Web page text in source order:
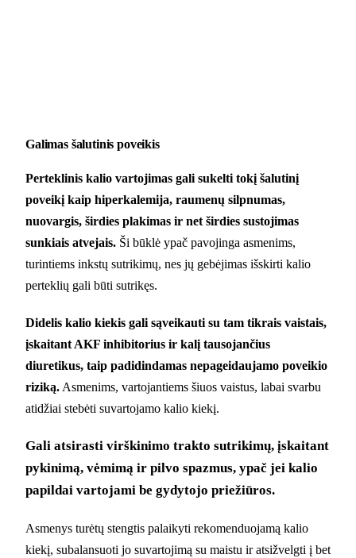
Galimas šalutinis poveikis
Perteklinis kalio vartojimas gali sukelti tokį šalutinį
poveikį kaip hiperkalemija, raumenų silpnumas,
nuovargis, širdies plakimas ir net širdies sustojimas
sunkiais atvejais. Ši būklė ypač pavojinga asmenims,
turintiems inkstų sutrikimų, nes jų gebėjimas išskirti kalio
perteklių gali būti sutrikęs.
Didelis kalio kiekis gali sąveikauti su tam tikrais vaistais,
įskaitant AKF inhibitorius ir kalį tausojančius
diuretikus, taip padidindamas nepageidaujamo poveikio
riziką. Asmenims, vartojantiems šiuos vaistus, labai svarbu
atidžiai stebėti suvartojamo kalio kiekį.
Gali atsirasti virškinimo trakto sutrikimų, įskaitant
pykinimą, vėmimą ir pilvo spazmus, ypač jei kalio
papildai vartojami be gydytojo priežiūros.
Asmenys turėtų stengtis palaikyti rekomenduojamą kalio
kiekį, subalansuoti jo suvartojimą su maistu ir atsižvelgti į bet